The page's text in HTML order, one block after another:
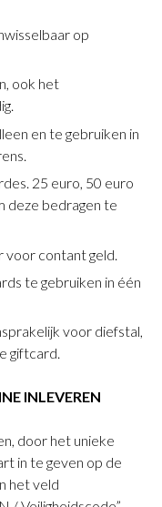
op
ook het
en te gebruiken in
25 euro, 50 euro
deze bedragen te
voor contant geld.
te gebruiken in één
voor diefstal,
giftcard.
INLEVEREN
door het unieke
in te geven op de
het veld